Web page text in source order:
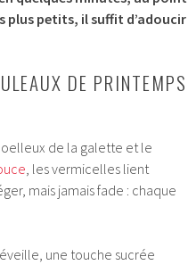
plus petits, il suffit d’adoucir
DE PRINTEMPS
de la galette et le
, les vermicelles lient
mais jamais fade : chaque
une touche sucrée